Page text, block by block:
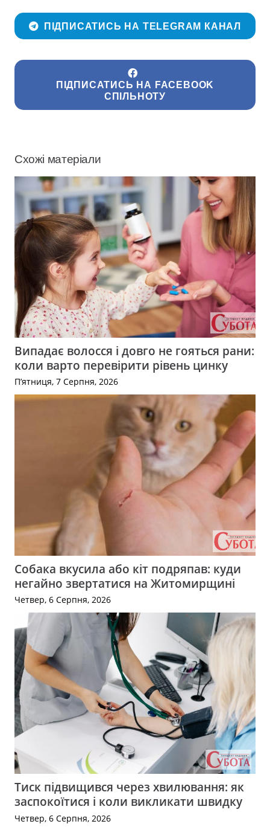
ПІДПИСАТИСЬ НА TELEGRAM КАНАЛ
ПІДПИСАТИСЬ НА FACEBOOK
СПІЛЬНОТУ
Схожі матеріали
Випадає волосся і довго не гояться рани:
коли варто перевірити рівень цинку
П’ятниця, 7 Серпня, 2026
Собака вкусила або кіт подряпав: куди
негайно звертатися на Житомирщині
Четвер, 6 Серпня, 2026
Тиск підвищився через хвилювання: як
заспокоїтися і коли викликати швидку
Четвер, 6 Серпня, 2026